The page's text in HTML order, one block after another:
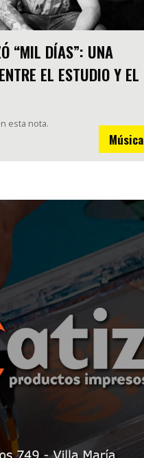
“MIL DÍAS”: UNA
EL ESTUDIO Y EL
esta nota.
Música